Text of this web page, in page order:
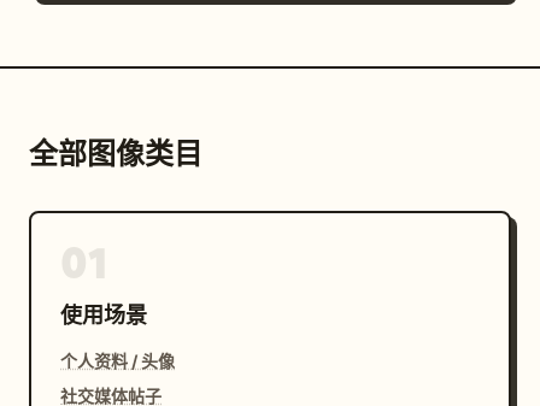
全部图像类目
使用场景
个人资料 / 头像
社交媒体帖子